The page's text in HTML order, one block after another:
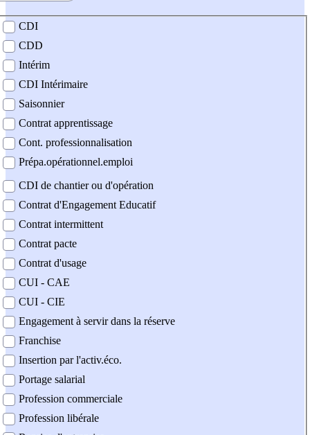
contrat
CDI
CDD
Intérim
CDI Intérimaire
Saisonnier
Contrat apprentissage
Cont. professionnalisation
Prépa.opérationnel.emploi
CDI de chantier ou d'opération
Contrat d'Engagement Educatif
Contrat intermittent
Contrat pacte
Contrat d'usage
CUI - CAE
CUI - CIE
Engagement à servir dans la réserve
Franchise
Insertion par l'activ.éco.
Portage salarial
Profession commerciale
Profession libérale